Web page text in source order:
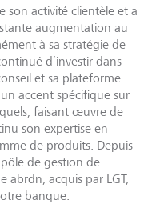
son activité clientèle et a
augmentation au
à sa stratégie de
d’investir dans
et sa plateforme
accent spécifique sur
faisant œuvre de
son expertise en
de produits. Depuis
de gestion de
abrdn, acquis par LGT,
banque.